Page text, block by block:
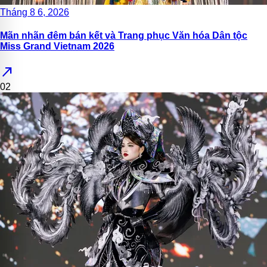
Tháng 8 6, 2026
Mãn nhãn đêm bán kết và Trang phục Văn hóa Dân tộc
Miss Grand Vietnam 2026
north_east
02